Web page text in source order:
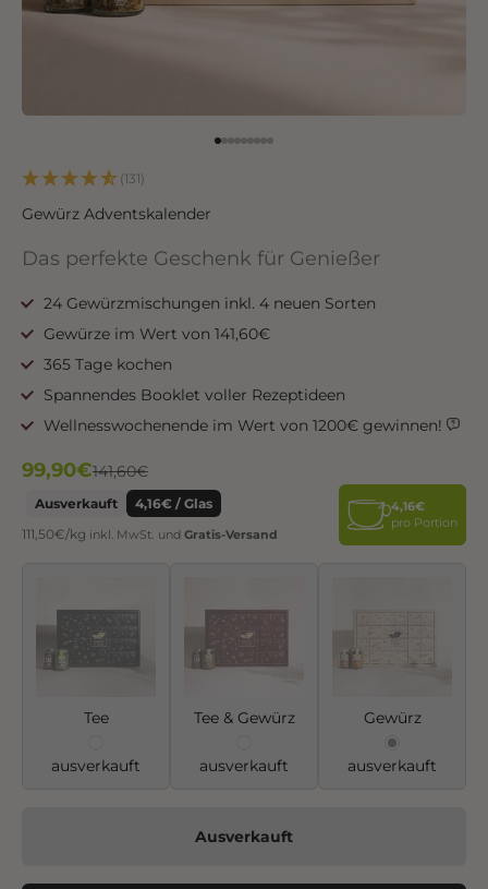
(131)
Gewürz Adventskalender
Das perfekte Geschenk für Genießer
24 Gewürzmischungen inkl. 4 neuen Sorten
Gewürze im Wert von 141,60€
365 Tage kochen
Spannendes Booklet voller Rezeptideen
Wellnesswochenende im Wert von 1200€ gewinnen!
Angebot
99,90€Regulärer Preis
141,60€
Ausverkauft
4,16€ / Glas
111,50€/kg inkl. MwSt. und Gratis-Versand
4,16€
pro Portion
Tee
ausverkauft
Tee & Gewürz
ausverkauft
Gewürz
ausverkauft
Ausverkauft